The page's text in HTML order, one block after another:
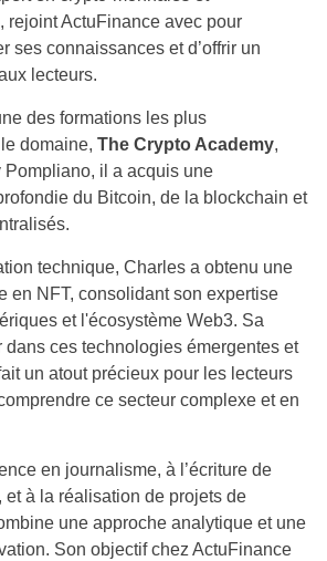
rejoint ActuFinance avec pour
ses connaissances et d’offrir un
lecteurs.
des formations les plus
domaine, The Crypto Academy,
Pompliano, il a acquis une
du Bitcoin, de la blockchain et
technique, Charles a obtenu une
en NFT, consolidant son expertise
et l'écosystème Web3. Sa
ces technologies émergentes et
un atout précieux pour les lecteurs
ce secteur complexe et en
en journalisme, à l’écriture de
et à la réalisation de projets de
une approche analytique et une
Son objectif chez ActuFinance